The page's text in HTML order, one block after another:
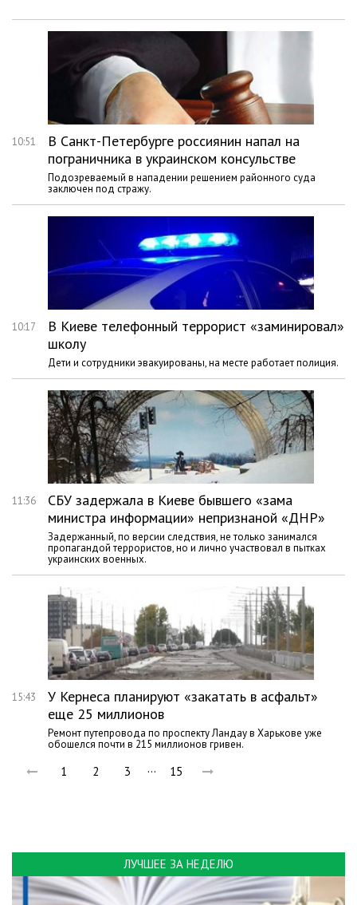
10:51
В Санкт-Петербурге россиянин напал на
пограничника в украинском консульстве
Подозреваемый в нападении решением районного суда
заключен под стражу.
10:17
В Киеве телефонный террорист «заминировал»
школу
Дети и сотрудники эвакуированы, на месте работает полиция.
11:36
СБУ задержала в Киеве бывшего «зама
министра информации» непризнаной «ДНР»
Задержанный, по версии следствия, не только занимался
пропагандой террористов, но и лично участвовал в пытках
украинских военных.
15:43
У Кернеса планируют «закатать в асфальт»
еще 25 миллионов
Ремонт путепровода по проспекту Ландау в Харькове уже
обошелся почти в 215 миллионов гривен.
1 2 3 … 15
ЛУЧШЕЕ ЗА НЕДЕЛЮ